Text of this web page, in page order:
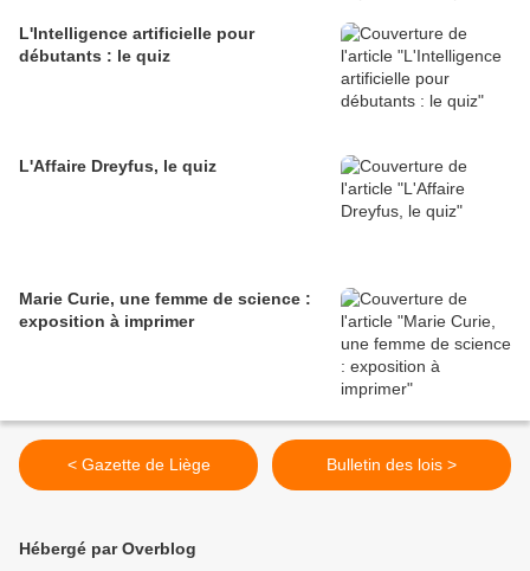
L'Intelligence artificielle pour
débutants : le quiz
L'Affaire Dreyfus, le quiz
Marie Curie, une femme de science :
exposition à imprimer
< Gazette de Liège Bulletin des lois >
Hébergé par Overblog